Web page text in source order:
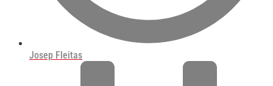
Josep Fleitas